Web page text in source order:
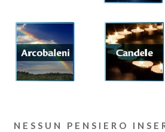
NESSUN PENSIERO